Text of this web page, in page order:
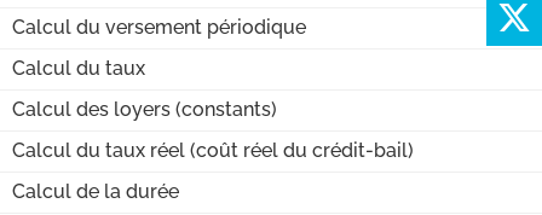
Calcul du versement périodique
Calcul du taux
Calcul des loyers (constants)
Calcul du taux réel (coût réel du crédit-bail)
Calcul de la durée